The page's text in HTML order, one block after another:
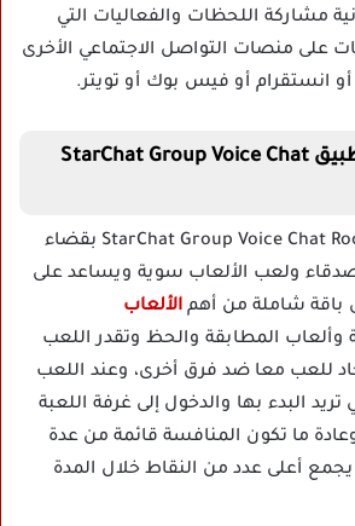
مشاركة اللحظات والفعاليات التي
على منصات التواصل الاجتماعي الأخرى
أو فيس بوك أو تويتر.
نبذة عن تحميل تطبيق StarChat Group Voice Chat
يسمح لك تطبيق StarChat Group Voice Chat Room بقضاء
ولعب الألعاب سوية ويساعد على
باقة شاملة من أهم الألعاب
وألعاب المطابقة والحظ وتقدر اللعب
للعب معا ضد فرق أخرى، وعند اللعب
تريد البدء بها والدخول إلى غرفة اللعبة
ما تكون المنافسة قائمة من عدة
أعلى عدد من النقاط خلال المدة